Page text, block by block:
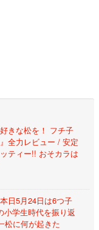
きな松を！ フチ子
全力レビュー / 安定
ティー!! おそカラは
日5月24日は6つ子
小学生時代を振り返
松に何が起きた